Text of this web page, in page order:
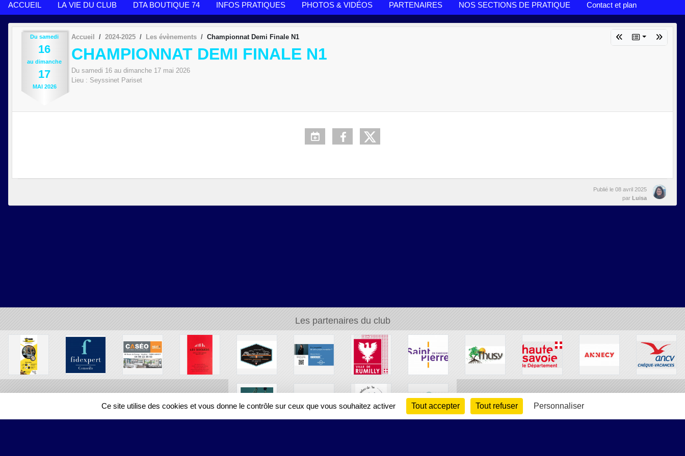
ACCUEIL LA VIE DU CLUB DTA BOUTIQUE 74 INFOS PRATIQUES PHOTOS & VIDÉOS PARTENAIRES NOS SECTIONS DE PRATIQUE Contact et plan
Du samedi
16
au dimanche
17
MAI 2026
Accueil 2024-2025 Les évènements Championnat Demi Finale N1
CHAMPIONNAT DEMI FINALE N1
Du samedi 16 au dimanche 17 mai 2026
Lieu : Seyssinet Pariset
Publié le 08 avril 2025
par Luisa
Les partenaires du club
Ce site utilise des cookies et vous donne le contrôle sur ceux que vous souhaitez activer Tout accepter Tout refuser Personnaliser